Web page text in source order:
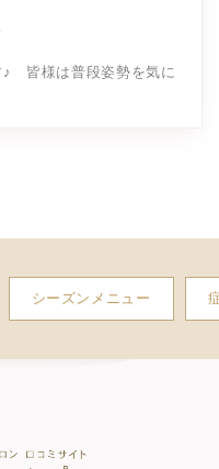
♪ 皆様は普段姿勢を気に
シーズンメニュー